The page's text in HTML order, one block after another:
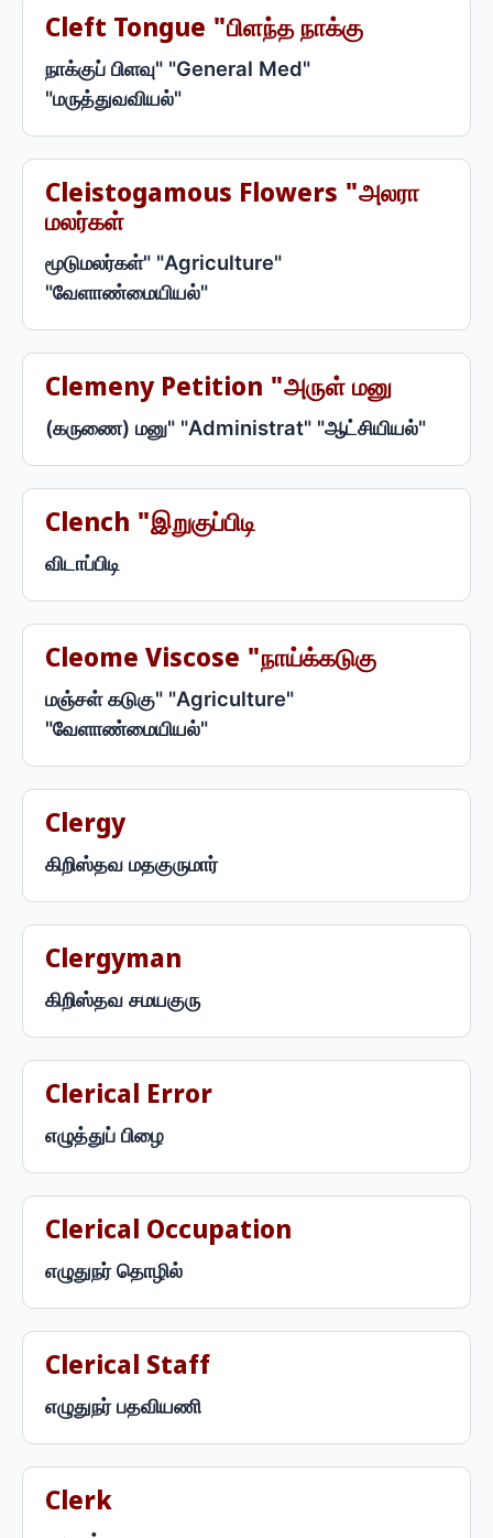
Cleft Tongue "பிளந்த நாக்கு
நாக்குப் பிளவு" "General Med"
"மருத்துவவியல்"
Cleistogamous Flowers "அலரா
மலர்கள்
மூடுமலர்கள்" "Agriculture"
"வேளாண்மையியல்"
Clemeny Petition "அருள் மனு
(கருணை) மனு" "Administrat" "ஆட்சியியல்"
Clench "இறுகுப்பிடி
விடாப்பிடி
Cleome Viscose "நாய்க்கடுகு
மஞ்சள் கடுகு" "Agriculture"
"வேளாண்மையியல்"
Clergy
கிறிஸ்தவ மதகுருமார்
Clergyman
கிறிஸ்தவ சமயகுரு
Clerical Error
எழுத்துப் பிழை
Clerical Occupation
எழுதுநர் தொழில்
Clerical Staff
எழுதுநர் பதவியணி
Clerk